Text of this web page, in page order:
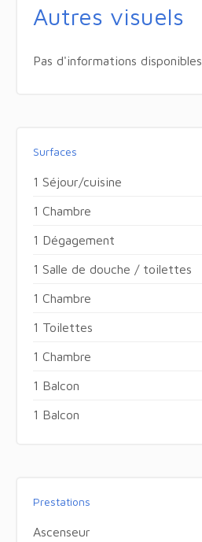
Autres visuels
Pas d'informations disponibles
Surfaces
1 Séjour/cuisine
1 Chambre
1 Dégagement
1 Salle de douche / toilettes
1 Chambre
1 Toilettes
1 Chambre
1 Balcon
1 Balcon
Prestations
Ascenseur